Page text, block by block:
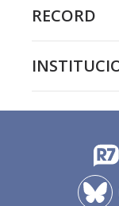
RECORD